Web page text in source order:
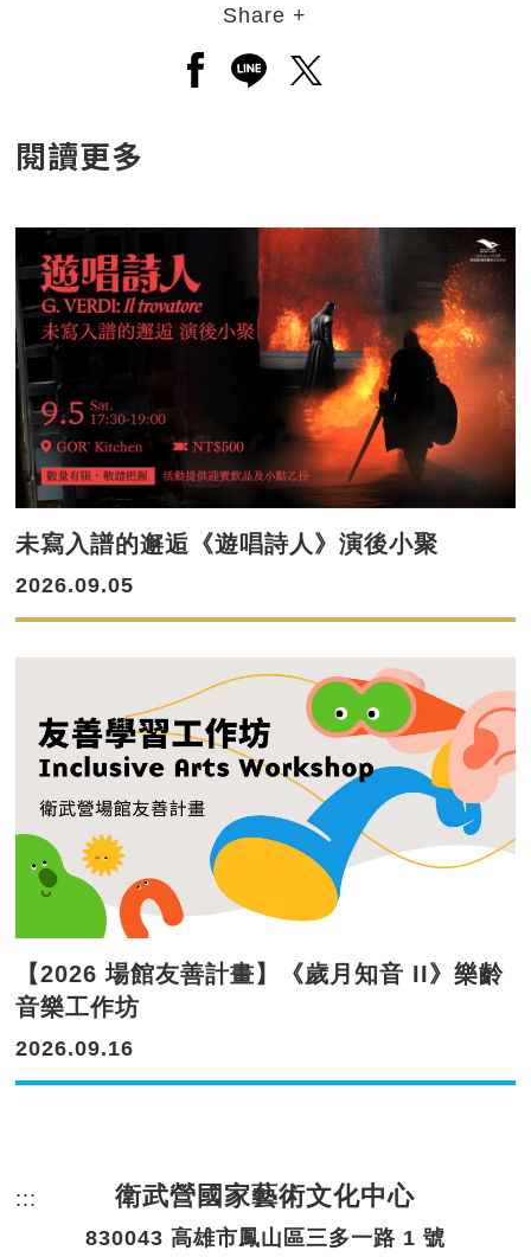
Share +
另開新視窗分享至facebook
另開新視窗分享至line
另開新視窗分享至
閱讀更多
未寫入譜的邂逅《遊唱詩人》演後小聚
2026.09.05
【2026 場館友善計畫】《歲月知音 II》樂齡
音樂工作坊
2026.09.16
::: 頁尾網站資訊。
衛武營國家藝術文化中心
830043 高雄市鳳山區三多一路 1 號